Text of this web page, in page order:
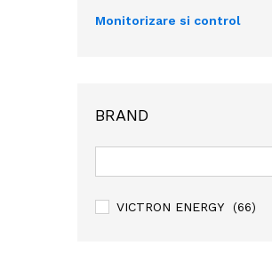
Monitorizare si control
BRAND
VICTRON ENERGY (66)